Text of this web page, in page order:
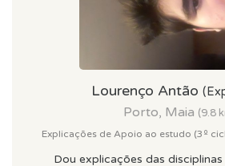
Lourenço Antão
Porto, Maia (9.8
Explicações de Apoio ao estudo (3º
Dou explicações das